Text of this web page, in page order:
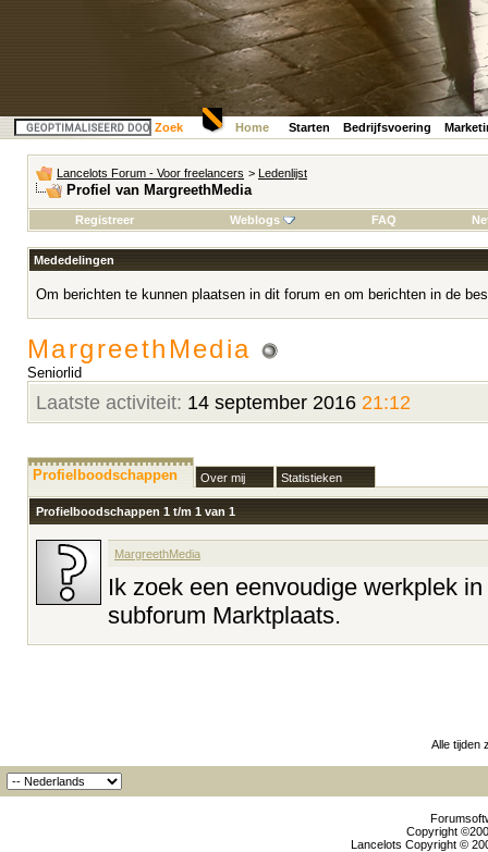
Zoek Home Starten Bedrijfsvoering
Lancelots Forum - Voor freelancers > Ledenlijst
Profiel van MargreethMedia
Registreer Weblogs FAQ
Mededelingen
Om berichten te kunnen plaatsen in dit forum en om berichten in de
MargreethMedia
Seniorlid
Laatste activiteit: 14 september 2016 21:12
Profielboodschappen Over mij Statistieken
Profielboodschappen 1 t/m 1 van 1
MargreethMedia
Ik zoek een eenvoudige werkplek
subforum Marktplaats.
Alle tijden
Copyright
Lancelots Copyright ©